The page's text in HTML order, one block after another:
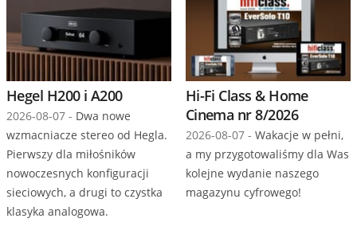
Hegel H200 i A200
2026-08-07 - Dwa nowe
wzmacniacze stereo od Hegla.
Pierwszy dla miłośników
nowoczesnych konfiguracji
sieciowych, a drugi to czystka
klasyka analogowa.
Hi-Fi Class & Home
Cinema nr 8/2026
2026-08-07 - Wakacje w pełni,
a my przygotowaliśmy dla Was
kolejne wydanie naszego
magazynu cyfrowego!